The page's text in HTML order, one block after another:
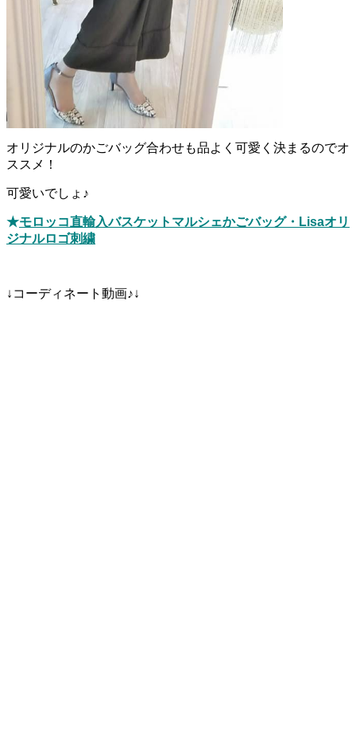
オリジナルのかごバッグ合わせも品よく可愛く決まるのでオ
ススメ！
可愛いでしょ♪
★モロッコ直輸入バスケットマルシェかごバッグ・Lisaオリ
ジナルロゴ刺繍
↓コーディネート動画♪↓